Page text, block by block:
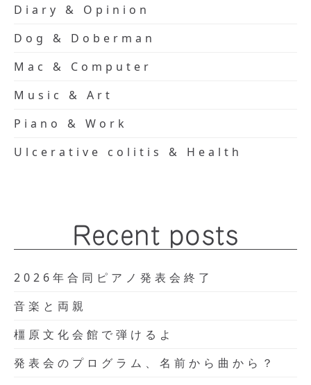
Diary & Opinion
Dog & Doberman
Mac & Computer
Music & Art
Piano & Work
Ulcerative colitis & Health
Recent posts
2026年合同ピアノ発表会終了
音楽と両親
橿原文化会館で弾けるよ
発表会のプログラム、名前から曲から？